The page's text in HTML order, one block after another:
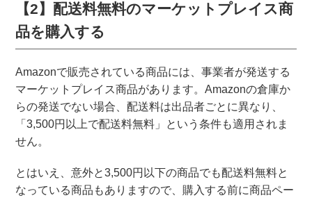
【2】配送料無料のマーケットプレイス商
品を購入する
Amazonで販売されている商品には、事業者が発送する
マーケットプレイス商品があります。Amazonの倉庫か
らの発送でない場合、配送料は出品者ごとに異なり、
「3,500円以上で配送料無料」という条件も適用されま
せん。
とはいえ、意外と3,500円以下の商品でも配送料無料と
なっている商品もありますので、購入する前に商品ペー